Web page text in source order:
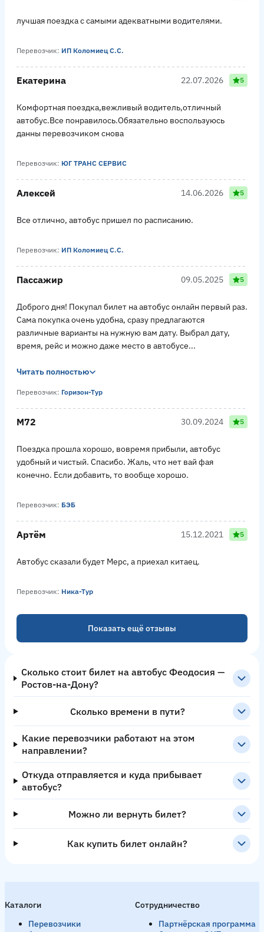
лучшая поездка с самыми адекватными водителями.
Перевозчик: ИП Коломиец С.С.
Екатерина 22.07.2026 5
Комфортная поездка,вежливый водитель,отличный
автобус.Все понравилось.Обязательно воспользуюсь
данны перевозчиком снова
Перевозчик: ЮГ ТРАНС СЕРВИС
Алексей 14.06.2026 5
Все отлично, автобус пришел по расписанию.
Перевозчик: ИП Коломиец С.С.
Пассажир 09.05.2025 5
Доброго дня! Покупал билет на автобус онлайн первый раз.
Сама покупка очень удобна, сразу предлагаются
различные варианты на нужную вам дату. Выбрал дату,
время, рейс и можно даже место в автобусе...
Читать полностью
Перевозчик: Горизон-Тур
М72 30.09.2024 5
Поездка прошла хорошо, вовремя прибыли, автобус
удобный и чистый. Спасибо. Жаль, что нет вай фая
конечно. Если добавить, то вообще хорошо.
Перевозчик: БЭБ
Артём 15.12.2021 5
Автобус сказали будет Мерс, а приехал китаец.
Перевозчик: Ника-Тур
Показать ещё отзывы
Сколько стоит билет на автобус Феодосия —
Ростов-на-Дону?
Сколько времени в пути?
Какие перевозчики работают на этом
направлении?
Откуда отправляется и куда прибывает
автобус?
Можно ли вернуть билет?
Как купить билет онлайн?
Каталоги
Перевозчики
Сотрудничество
Партнёрская программа